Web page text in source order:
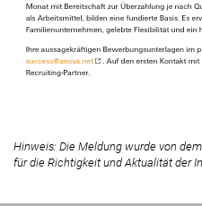
Hinweis: Die Meldung wurde von
für die Richtigkeit und Aktualität der